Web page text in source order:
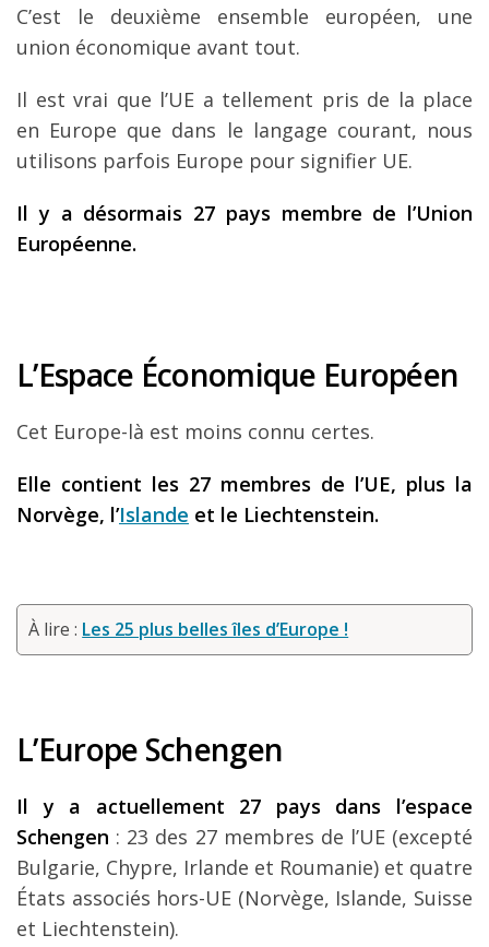
C’est le deuxième ensemble européen, une
union économique avant tout.
Il est vrai que l’UE a tellement pris de la place
en Europe que dans le langage courant, nous
utilisons parfois Europe pour signifier UE.
Il y a désormais 27 pays membre de l’Union
Européenne.
L’Espace Économique Européen
Cet Europe-là est moins connu certes.
Elle contient les 27 membres de l’UE, plus la
Norvège, l’Islande et le Liechtenstein.
À lire : Les 25 plus belles îles d’Europe !
L’Europe Schengen
Il y a actuellement 27 pays dans l’espace
Schengen : 23 des 27 membres de l’UE (excepté
Bulgarie, Chypre, Irlande et Roumanie) et quatre
États associés hors-UE (Norvège, Islande, Suisse
et Liechtenstein).